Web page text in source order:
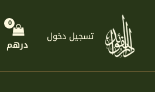
المحتوى
تسجيل دخول
درهم